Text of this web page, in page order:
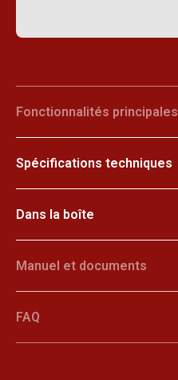
Fonctionnalités principales
Spécifications techniques
Dans la boîte
Manuel et documents
FAQ